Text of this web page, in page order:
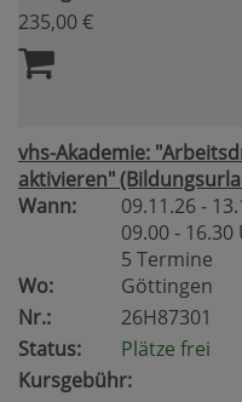
235,00 €
vhs-Akademie:
aktivieren"
Wann:
09.11.26 -
09.00 - 16.30
5 Termine
Wo:
Göttingen
Nr.:
26H87301
Status:
Plätze frei
Kursgebühr: